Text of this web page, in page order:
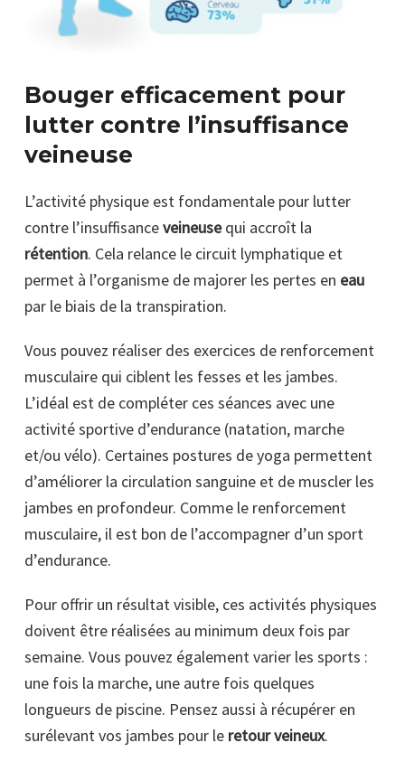
Bouger efficacement pour
lutter contre l’insuffisance
veineuse
L’activité physique est fondamentale pour lutter
contre l’insuffisanceveineusequi accroît la
rétention. Cela relance le circuit lymphatique et
permet à l’organisme de majorer les pertes en eau
par le biais de la transpiration.
Vous pouvez réaliser des exercices de renforcement
musculaire qui ciblent les fesses et les jambes.
L’idéal est de compléter ces séances avec une
activité sportive d’endurance (natation, marche
et/ou vélo). Certaines postures de yoga permettent
d’améliorer la circulation sanguine et de muscler les
jambes en profondeur. Comme le renforcement
musculaire, il est bon de l’accompagner d’un sport
d’endurance.
Pour offrir un résultat visible, ces activités physiques
doivent être réalisées au minimum deux fois par
semaine. Vous pouvez également varier les sports :
une fois la marche, une autre fois quelques
longueurs de piscine. Pensez aussi à récupérer en
surélevant vos jambes pour le retour veineux.